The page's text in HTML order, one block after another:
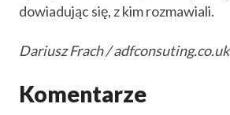
dowiadując się, z kim rozmawiali.
Dariusz Frach / adfconsuting.co.uk
Komentarze